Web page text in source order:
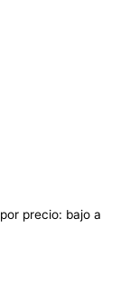
precio: bajo a